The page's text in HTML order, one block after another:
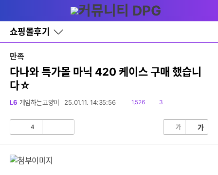
와
홈
쇼핑몰후기
바
로
레
이
토
만족
다나와 특가몰 마닉 420 케이스 구매 했습니
다☆
L6 게임하는고양이 25.01.11. 14:35:56
읽
1,526
댓
3
4 가 가